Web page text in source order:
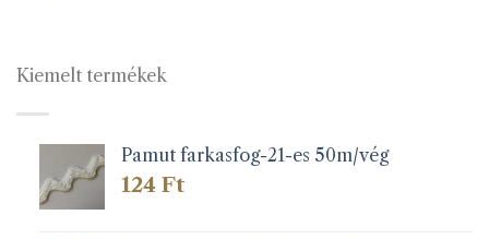
Kiemelt termékek
Pamut farkasfog-21-es 50m/vég
124 Ft